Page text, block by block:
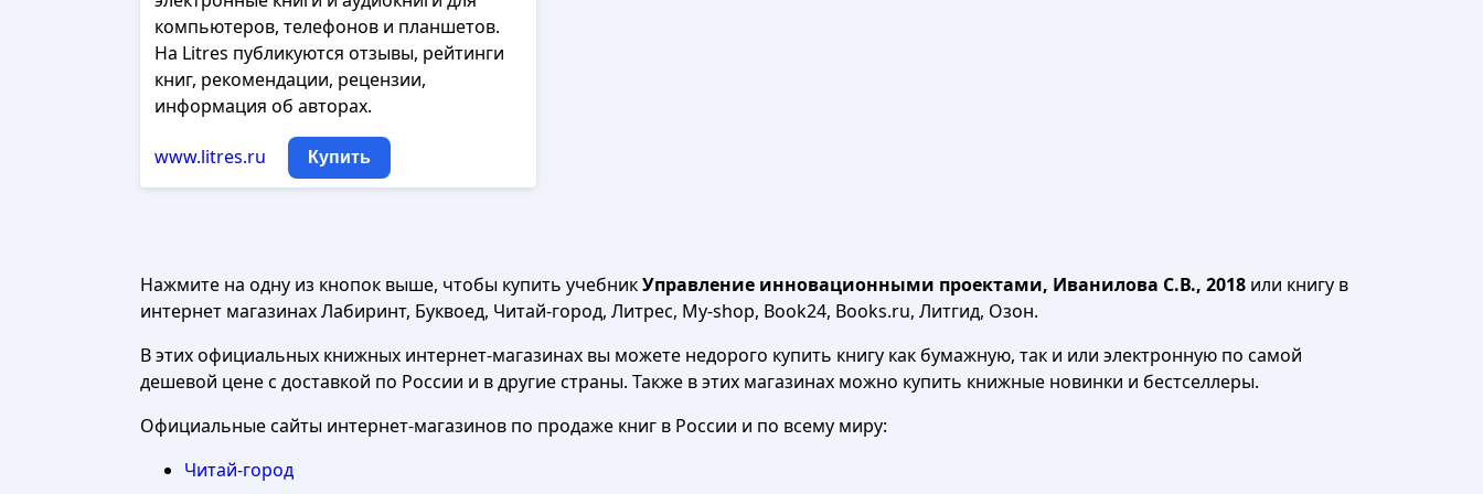
компьютеров, телефонов и планшетов.
На Litres публикуются отзывы, рейтинги
книг, рекомендации, рецензии,
информация об авторах.
www.litres.ru Купить
Нажмите на одну из кнопок выше, чтобы купить учебникУправление инновационными проектами, Иванилова С.В., 2018 или книгу в
интернет магазинах Лабиринт, Буквоед, Читай-город, Литрес, My-shop, Book24, Books.ru, Литгид, Озон.
В этих официальных книжных интернет-магазинах вы можете недорого купить книгу как бумажную, так и или электронную по самой
дешевой цене с доставкой по России и в другие страны. Также в этих магазинах можно купить книжные новинки и бестселлеры.
Официальные сайты интернет-магазинов по продаже книг в России и по всему миру:
Читай-город